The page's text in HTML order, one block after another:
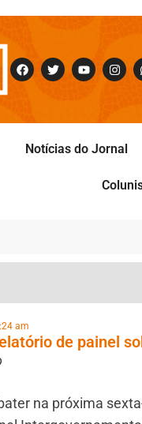
Notícias do Jornal
am
de painel
na próxima